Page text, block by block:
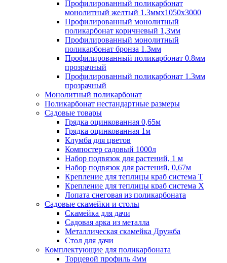
Профилированный поликарбонат
монолитный желтый 1.3ммх1050х3000
Профилированный монолитный
поликарбонат коричневый 1,3мм
Профилированный монолитный
поликарбонат бронза 1.3мм
Профилированный поликарбонат 0.8мм
прозрачный
Профилированный поликарбонат 1.3мм
прозрачный
Монолитный поликарбонат
Поликарбонат нестандартные размеры
Садовые товары
Грядка оцинкованная 0,65м
Грядка оцинкованная 1м
Клумба для цветов
Компостер садовый 1000л
Набор подвязок для растений, 1 м
Набор подвязок для растений, 0,67м
Крепление для теплицы краб система Т
Крепление для теплицы краб система Х
Лопата снеговая из поликарбоната
Садовые скамейки и столы
Скамейка для дачи
Садовая арка из металла
Металлическая скамейка Дружба
Стол для дачи
Комплектующие для поликарбоната
Торцевой профиль 4мм